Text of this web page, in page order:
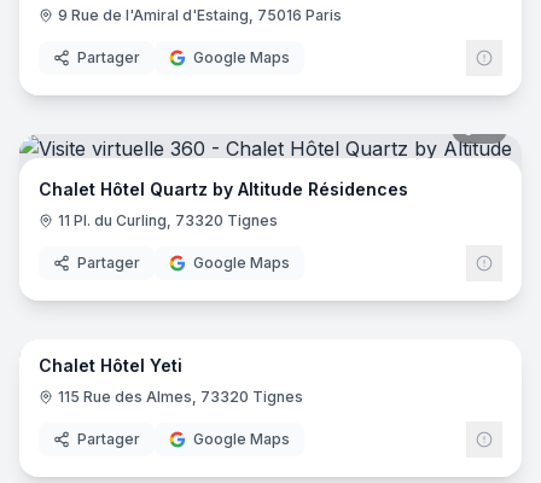
9 Rue de l'Amiral d'Estaing, 75016 Paris
Partager Google Maps
Chalet Hôtel Quartz by Altitude Résidences
11 Pl. du Curling, 73320 Tignes
Partager Google Maps
44
Chalet Hôtel Yeti
115 Rue des Almes, 73320 Tignes
Partager Google Maps